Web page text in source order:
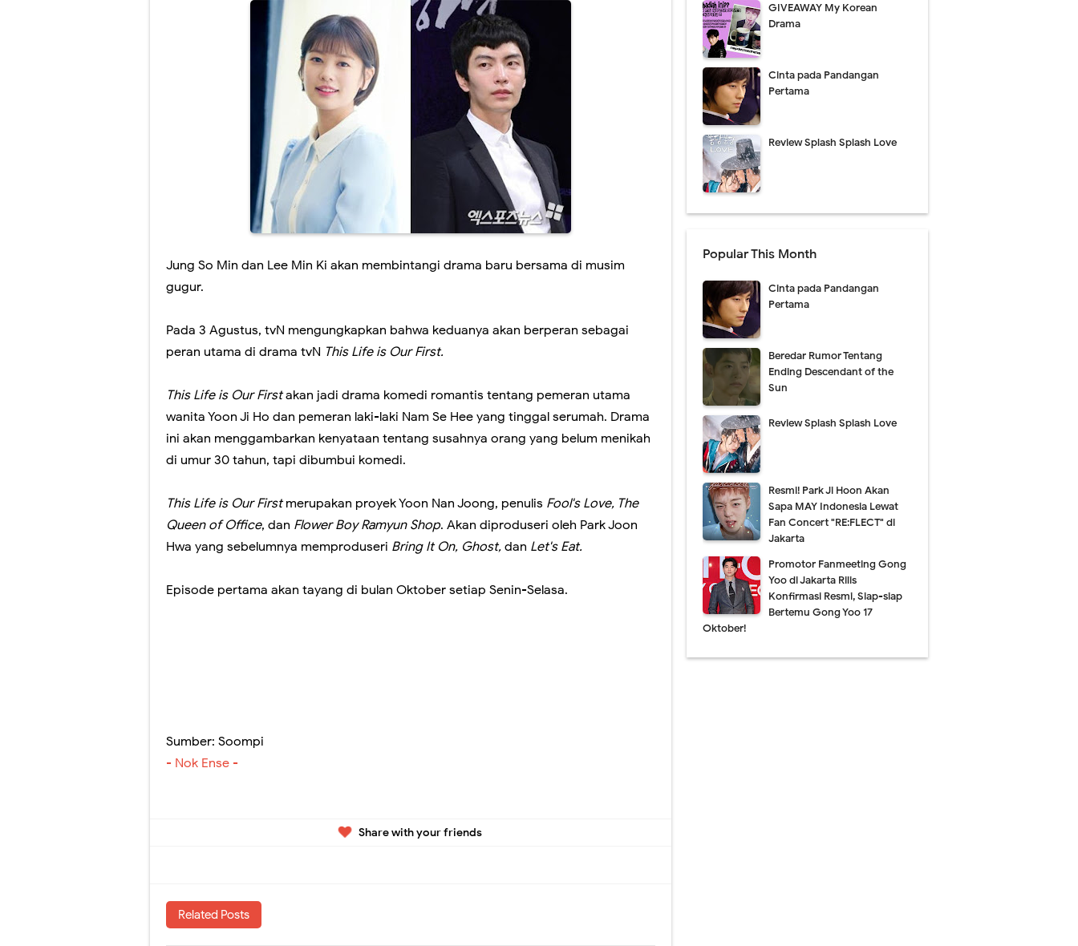
Jung So Min dan Lee Min Ki akan membintangi drama baru bersama di musim
gugur.
Pada 3 Agustus, tvN mengungkapkan bahwa keduanya akan berperan sebagai
peran utama di drama tvN This Life is Our First.
This Life is Our Firstakan jadi drama komedi romantis tentang pemeran utama
wanita Yoon Ji Ho dan pemeran laki-laki Nam Se Hee yang tinggal serumah. Drama
ini akan menggambarkan kenyataan tentang susahnya orang yang belum menikah
di umur 30 tahun, tapi dibumbui komedi.
This Life is Our Firstmerupakan proyek Yoon Nan Joong, penulis Fool's Love, The
Queen of Office, dan Flower Boy Ramyun Shop. Akan diproduseri oleh Park Joon
Hwa yang sebelumnya memproduseri Bring It On, Ghost, dan Let's Eat.
Episode pertama akan tayang di bulan Oktober setiap Senin-Selasa.
Sumber: Soompi
- Nok Ense -
Share with your friends
Related Posts
GIVEAWAY My Korean
Drama
Cinta pada Pandangan
Pertama
Review Splash Splash Love
Popular This Month
Cinta pada Pandangan
Pertama
Beredar Rumor Tentang
Ending Descendant of the
Sun
Review Splash Splash Love
Resmi! Park Ji Hoon Akan
Sapa MAY Indonesia Lewat
Fan Concert "RE:FLECT" di
Jakarta
Promotor Fanmeeting Gong
Yoo di Jakarta Rilis
Konfirmasi Resmi, Siap-siap
Bertemu Gong Yoo 17
Oktober!